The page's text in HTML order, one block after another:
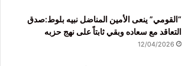
“القومي” ينعى الأمين المناضل نبيه بلوط:صدق
التعاقد مع سعاده وبقي ثابتاً على نهج حزبه
12/04/2026